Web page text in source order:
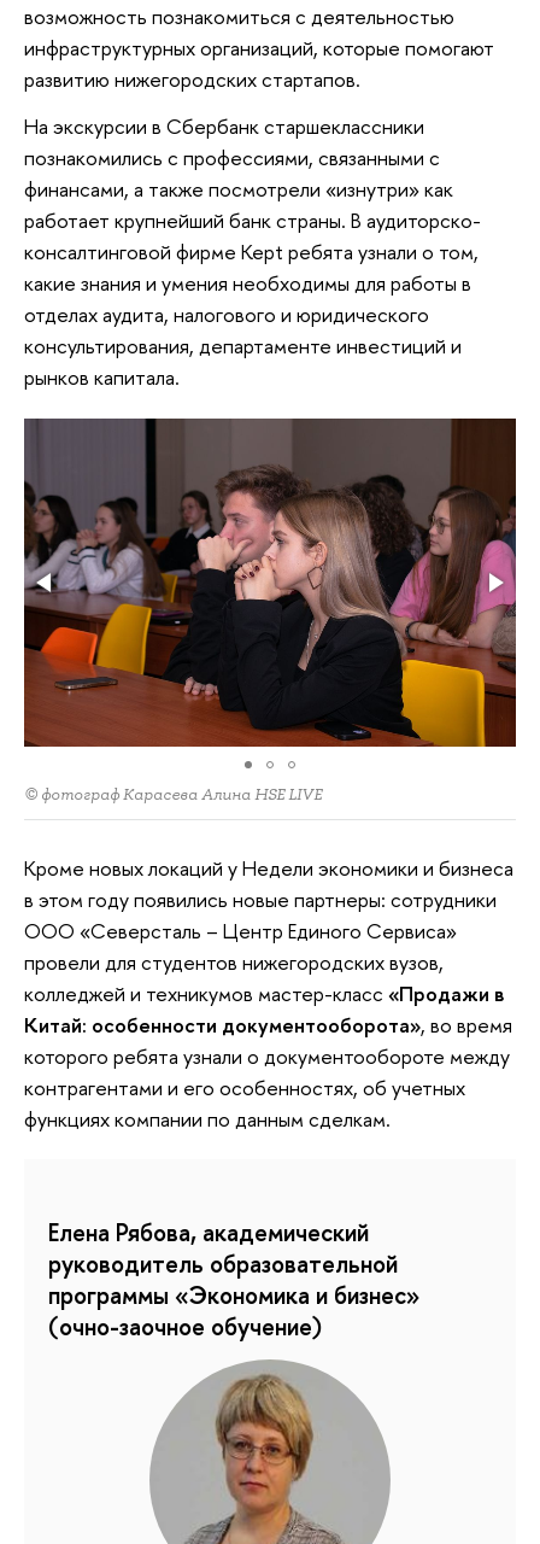
возможность познакомиться с деятельностью
инфраструктурных организаций, которые помогают
развитию нижегородских стартапов.
На экскурсии в Сбербанк старшеклассники
познакомились с профессиями, связанными с
финансами, а также посмотрели «изнутри» как
работает крупнейший банк страны. В аудиторско-
консалтинговой фирме Kept ребята узнали о том,
какие знания и умения необходимы для работы в
отделах аудита, налогового и юридического
консультирования, департаменте инвестиций и
рынков капитала.
© фотограф Карасева Алина HSE LIVE
Кроме новых локаций у Недели экономики и бизнеса
в этом году появились новые партнеры: сотрудники
ООО «Северсталь – Центр Единого Сервиса»
провели для студентов нижегородских вузов,
колледжей и техникумов мастер-класс «Продажи в
Китай: особенности документооборота», во время
которого ребята узнали о документообороте между
контрагентами и его особенностях, об учетных
функциях компании по данным сделкам.
Елена Рябова, академический
руководитель образовательной
программы «Экономика и бизнес»
(очно-заочное обучение)